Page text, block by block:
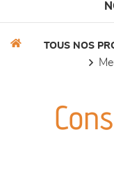
séjours
TOUS NOS